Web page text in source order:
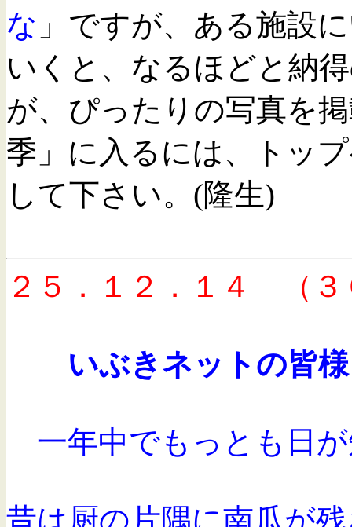
な 」ですが、ある施設
いくと、なるほどと納
が、ぴったりの写真を
季」に入るには、トッ
して下さい。(隆生)
２５．１２．１４ （３
いぶきネット
一年中でもっとも日
昔は厨の片隅に南瓜が